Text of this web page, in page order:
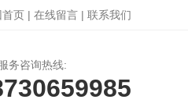
首页 | 在线留言 | 联系我们
务咨询热线: